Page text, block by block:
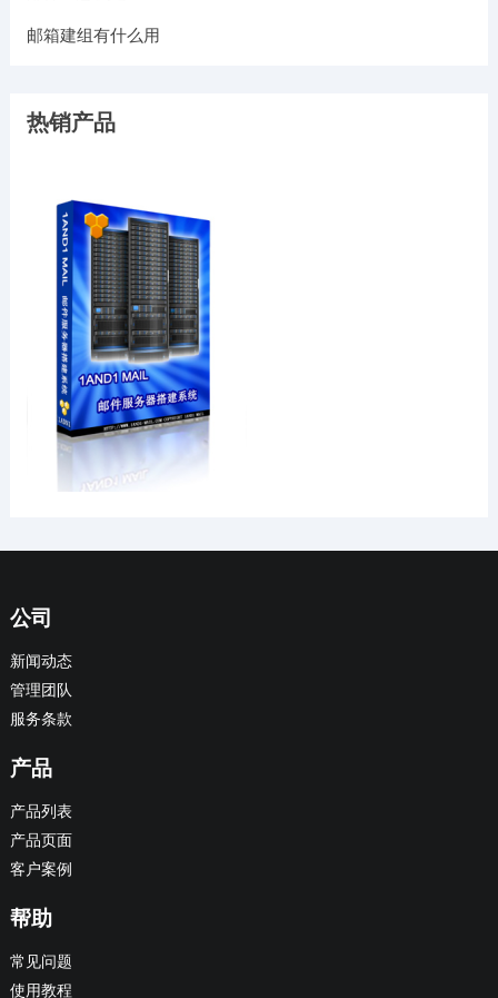
邮箱建组有什么用
热销产品
公司
新闻动态
管理团队
服务条款
产品
产品列表
产品页面
客户案例
帮助
常见问题
使用教程